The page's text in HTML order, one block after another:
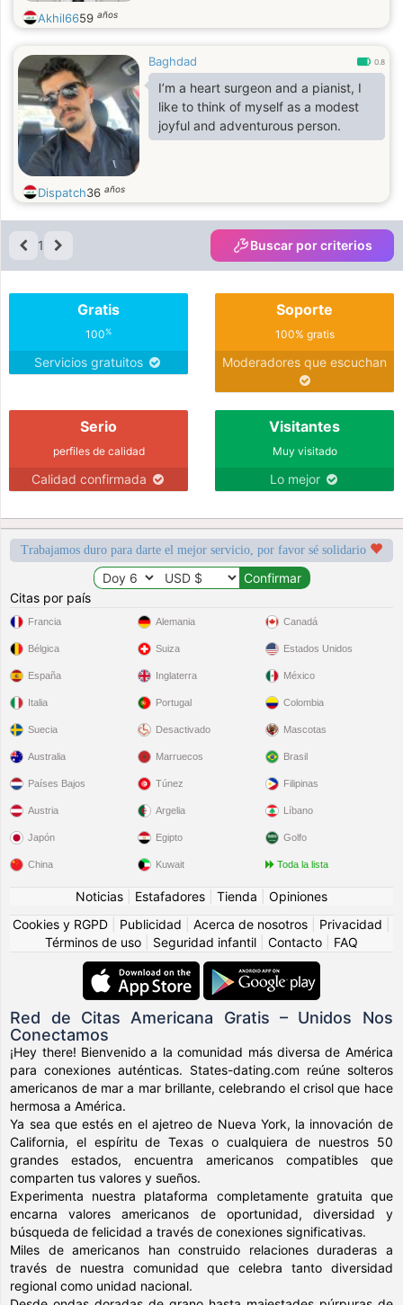
Akhil6659 años
Baghdad 0.8
I’m a heart surgeon and a pianist, I
like to think of myself as a modest
joyful and adventurous person.
Dispatch36 años
1 Buscar por criterios
Gratis
100%
Servicios gratuitos
Soporte
100% gratis
Moderadores que escuchan
Serio
perfiles de calidad
Calidad confirmada
Visitantes
Muy visitado
Lo mejor
Trabajamos duro para darte el mejor servicio, por favor sé solidario
Citas por país
Francia
Bélgica
España
Italia
Suecia
Alemania
Suiza
Inglaterra
Portugal
Desactivado
Canadá
Estados Unidos
México
Colombia
Mascotas
Australia
Países Bajos
Austria
Japón
China
Marruecos
Túnez
Argelia
Egipto
Kuwait
Brasil
Filipinas
Líbano
Golfo
Toda la lista
Noticias Estafadores Tienda
Opiniones
Cookies y RGPD
Publicidad Acerca de nosotros Privacidad
Términos de uso
Seguridad infantil Contacto FAQ
Red de Citas Americana Gratis – Unidos Nos
Conectamos
¡Hey there! Bienvenido a la comunidad más diversa de América
para conexiones auténticas. States-dating.com reúne solteros
americanos de mar a mar brillante, celebrando el crisol que hace
hermosa a América.
Ya sea que estés en el ajetreo de Nueva York, la innovación de
California, el espíritu de Texas o cualquiera de nuestros 50
grandes estados, encuentra americanos compatibles que
comparten tus valores y sueños.
Experimenta nuestra plataforma completamente gratuita que
encarna valores americanos de oportunidad, diversidad y
búsqueda de felicidad a través de conexiones significativas.
Miles de americanos han construido relaciones duraderas a
través de nuestra comunidad que celebra tanto diversidad
regional como unidad nacional.